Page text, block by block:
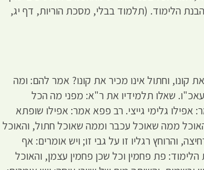
הלימוד. (תלמוד בבלי, מסכת הוריות, דף יג,
וחתול אינו מכיר את קונו? אמר להם: ומה
שאלו תלמידיו את ר"א: מפני מה הכל
אפילו גלימי גייצי. רב פפא אמר: אפילו שופתא
ממה שאוכל עכבר וממה שאוכל חתול, והאוכל
והרוחץ רגליו זו על גבי זו; ויש אומרים: אף
פת פחמין וכל שכן פחמין עצמן, והאוכל